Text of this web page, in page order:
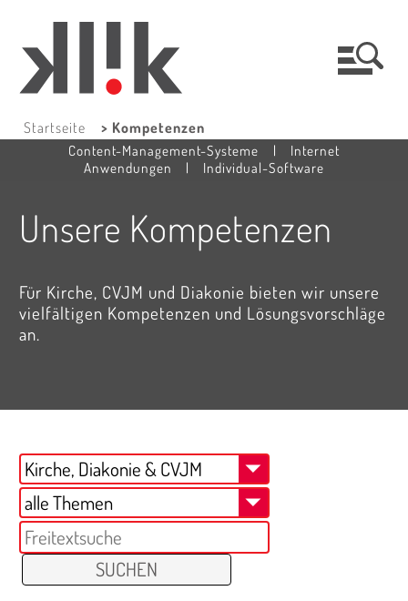
Startseite
> Kompetenzen
Content-Management-Systeme
|
Internet
Anwendungen
| Individual-Software
Unsere Kompetenzen
Für Kirche, CVJM und Diakonie bieten wir unsere
vielfältigen Kompetenzen und Lösungsvorschläge
an.